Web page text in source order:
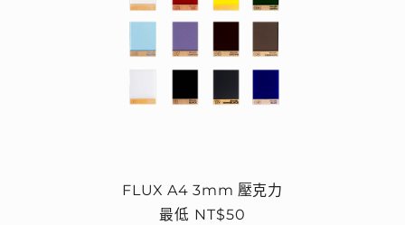
FLUX A4 3mm 壓克力
定
最低 NT$50